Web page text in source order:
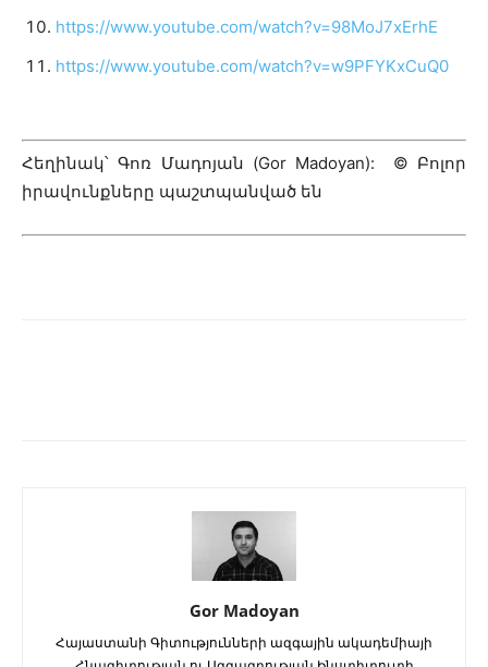
https://www.youtube.com/watch?v=98MoJ7xErhE
https://www.youtube.com/watch?v=w9PFYKxCuQ0
Հեղինակ՝ Գոռ Մադոյան (Gor Madoyan): © Բոլոր
իրավունքները պաշտպանված են
Gor Madoyan
Հայաստանի Գիտությունների ազգային ակադեմիայի